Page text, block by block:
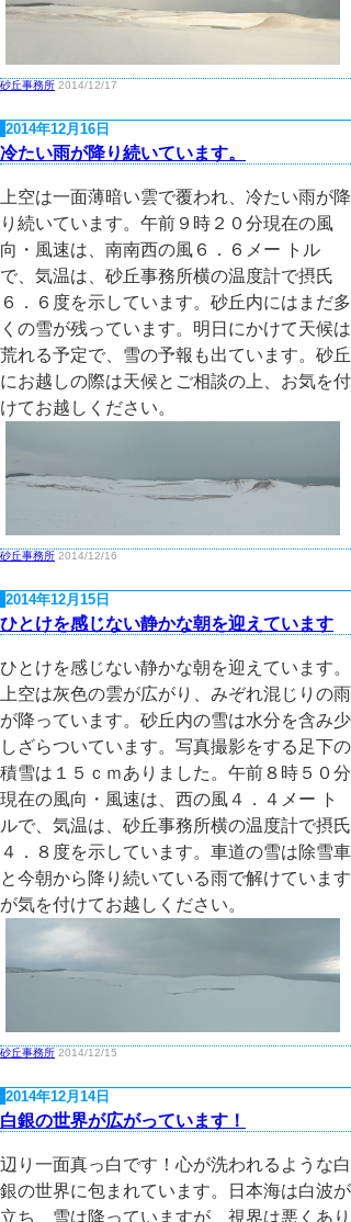
砂丘事務所 2014/12/17
2014年12月16日
冷たい雨が降り続いています。
上空は一面薄暗い雲で覆われ、冷たい雨が降
り続いています。午前９時２０分現在の風
向・風速は、南南西の風６．６メー トル
で、気温は、砂丘事務所横の温度計で摂氏
６．６度を示しています。砂丘内にはまだ多
くの雪が残っています。明日にかけて天候は
荒れる予定で、雪の予報も出ています。砂丘
にお越しの際は天候とご相談の上、お気を付
けてお越しください。
砂丘事務所 2014/12/16
2014年12月15日
ひとけを感じない静かな朝を迎えています
ひとけを感じない静かな朝を迎えています。
上空は灰色の雲が広がり、みぞれ混じりの雨
が降っています。砂丘内の雪は水分を含み少
しざらついています。写真撮影をする足下の
積雪は１５ｃｍありました。午前８時５０分
現在の風向・風速は、西の風４．４メー ト
ルで、気温は、砂丘事務所横の温度計で摂氏
４．８度を示しています。車道の雪は除雪車
と今朝から降り続いている雨で解けています
が気を付けてお越しください。
砂丘事務所 2014/12/15
2014年12月14日
白銀の世界が広がっています！
辺り一面真っ白です！心が洗われるような白
銀の世界に包まれています。日本海は白波が
立ち、雪は降っていますが、視界は悪くあり